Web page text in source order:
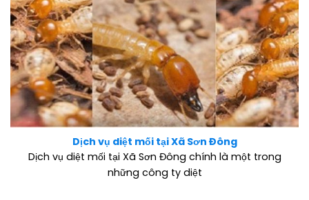
Dịch vụ diệt mối tại Xã Sơn Đông
Dịch vụ diệt mối tại Xã Sơn Đông chính là một trong
những công ty diệt